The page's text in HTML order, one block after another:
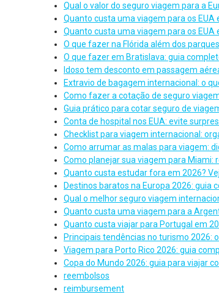
Qual o valor do seguro viagem para a
Quanto custa uma viagem para os EUA
Quanto custa uma viagem para os EUA
O que fazer na Flórida além dos
O que fazer em Bratislava: guia
Idoso tem desconto em passagem
Extravio de bagagem internacional: o
Como fazer a cotação de seguro
Guia prático para cotar seguro de
Conta de hospital nos EUA: evite
Checklist para viagem internacional:
Como arrumar as malas para viagem:
Como planejar sua viagem para Miami:
Quanto custa estudar fora em 2026?
Destinos baratos na Europa 2026: guia
Qual o melhor seguro viagem
Quanto custa uma viagem para a
Quanto custa viajar para Portugal em
Principais tendências no turismo 2026:
Viagem para Porto Rico 2026: guia
Copa do Mundo 2026: guia para viajar
reembolsos
reimbursement